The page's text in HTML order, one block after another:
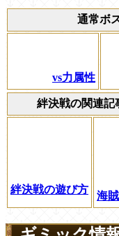
通常ボ
vs力属性
絆決戦の関連記
絆決戦の遊び方
海